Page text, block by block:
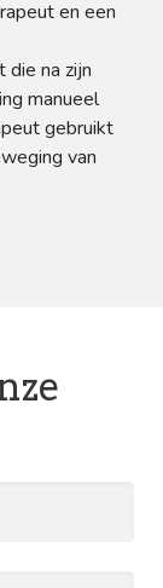
en een
die na zijn
manueel
gebruikt
van